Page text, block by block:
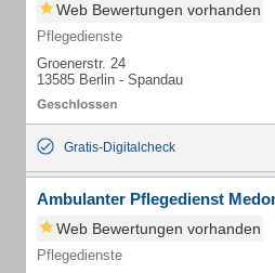
Web Bewertungen vorhanden
Pflegedienste
Groenerstr. 24
13585 Berlin - Spandau
Gratis-Digitalcheck
Ambulanter Pflegedienst
Web Bewertungen vorhanden
Pflegedienste